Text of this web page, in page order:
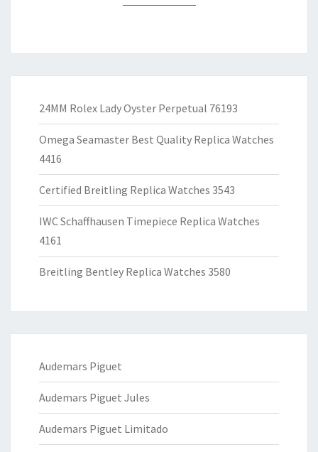
24MM Rolex Lady Oyster Perpetual 76193
Omega Seamaster Best Quality Replica Watches
4416
Certified Breitling Replica Watches 3543
IWC Schaffhausen Timepiece Replica Watches
4161
Breitling Bentley Replica Watches 3580
Audemars Piguet
Audemars Piguet Jules
Audemars Piguet Limitado